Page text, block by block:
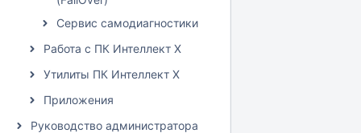
Сервис самодиагностики
Работа с ПК Интеллект X
Утилиты ПК Интеллект X
Приложения
Руководство администратора